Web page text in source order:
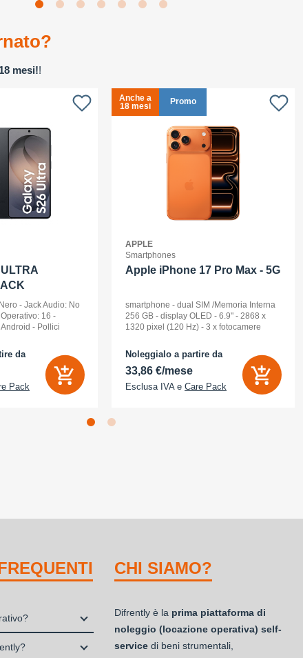
mesi!!
- Jack Audio: No
16 -
- Pollici
Interna (ROM):
fino a: 0 GB - Dual
da
Pack
Anche a
18 mesi
Promo
APPLE
Smartphones
Apple iPhone 17 Pro Max - 5G
smartphone - dual SIM /Memoria Interna
256 GB - display OLED - 6.9" - 2868 x
1320 pixel (120 Hz) - 3 x fotocamere
camera 18 Megapixel - arancione
cosmico
Noleggialo a partire da
33,86 €/mese
Esclusa IVA e Care Pack
operativa, è una
CHI SIAMO?
Difrently è la prima piattaforma di
noleggio (locazione operativa) self-
service di beni strumentali,